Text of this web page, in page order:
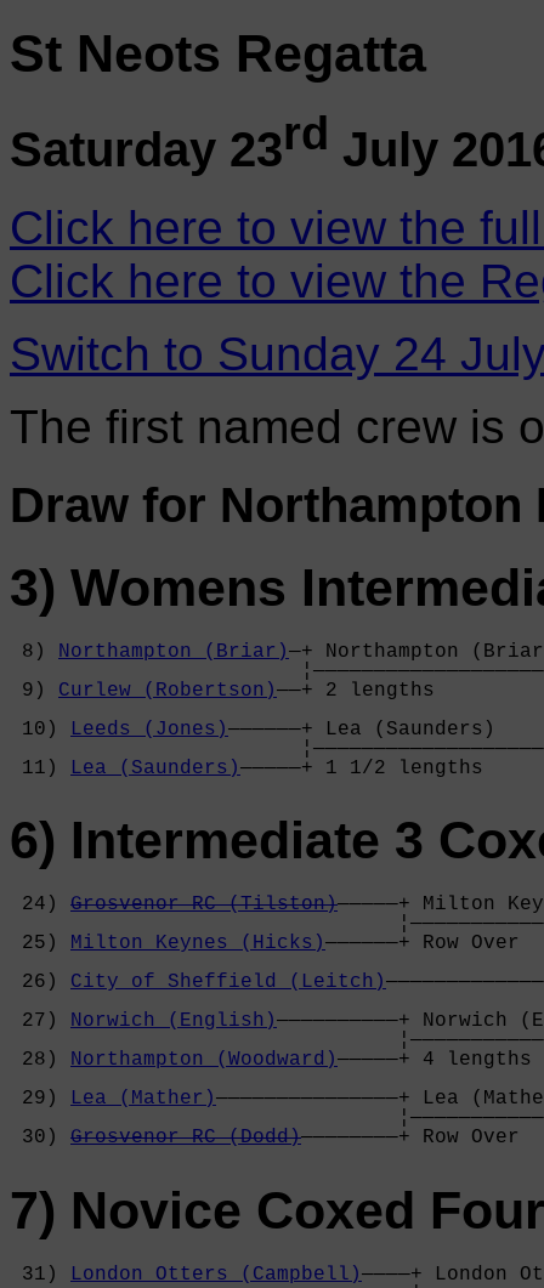
St Neots Regatta
Saturday 23rd July
Click here to view the
Click here to view the
Switch to Sunday 24
The first named crew is
Draw for Northampton
3) Womens
8) Northampton (Briar)—+ Northampton
9) Curlew (Robertson)——+ 2 lengths
10)
Leeds (Jones)——————+ Lea
11)
Lea (Saunders)—————+ 1 1/2
6) Intermediate 3
24) Grosvenor RC (Tilston)—————+
25) Milton Keynes (Hicks)——————+ Row
26) City of Sheffield (Leitch)
27) Norwich (English)——————————+
28) Northampton (Woodward)—————+ 4
29)
Lea (Mather)
30) Grosvenor RC (Dodd)
7) Novice Coxed
31) London Otters (Campbell)————+